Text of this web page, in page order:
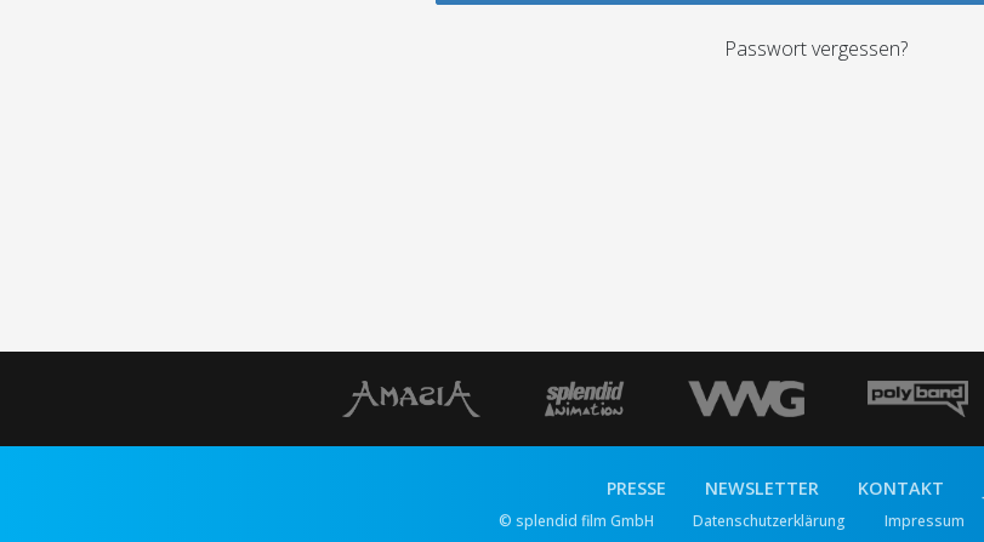
Passwort vergessen?
PRESSE NEWSLETTER KONTAKT
© splendid film GmbH Datenschutzerklärung Impressum